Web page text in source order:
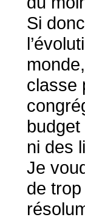
Si
classe
ni des
Je
de